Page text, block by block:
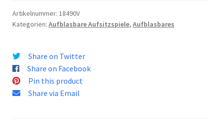
Artikelnummer: 18490V
Kategorien: Aufblasbare Aufsitzspiele, Aufblasbares
Share on Twitter
Share on Facebook
Pin this product
Share via Email